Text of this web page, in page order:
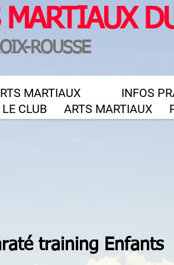
MARTIAUX INFOS
MARTIAUX
ROUSSE
MARTIAUX
ROUSSE
training Enfants
LE CLUB ARTS MARTIAUX